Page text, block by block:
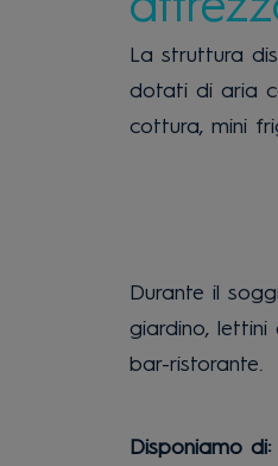
La struttura
dotati di aria
cottura, mini
Durante il
giardino, lettini
bar-ristorante.
Disponiamo di: